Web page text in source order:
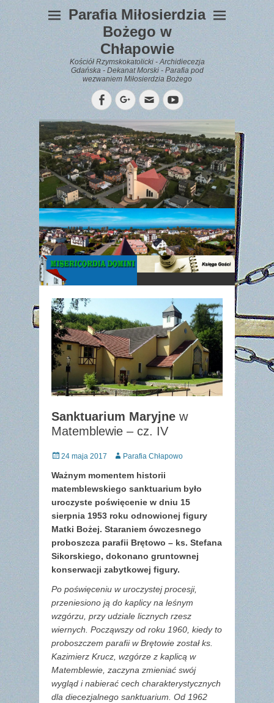
Parafia Miłosierdzia
Bożego w
Chłapowie
Kościół Rzymskokatolicki - Archidiecezja
Gdańska - Dekanat Morski - Parafia pod
wezwaniem Miłosierdzia Bożego
FacebookGoogleplus
EmailYouTube
WYPOCZYNEK
Gazetka
Parafialna
Sanktuarium Maryjne w
Matemblewie – cz. IV
Posted
24 maja 2017 AuthorParafia Chłapowo
Ważnym momentem historii
matemblewskiego sanktuarium było
uroczyste poświęcenie w dniu 15
sierpnia 1953 roku odnowionej figury
Matki Bożej. Staraniem ówczesnego
proboszcza parafii Brętowo – ks. Stefana
Sikorskiego, dokonano gruntownej
konserwacji zabytkowej figury.
Po poświęceniu w uroczystej procesji,
przeniesiono ją do kaplicy na leśnym
wzgórzu, przy udziale licznych rzesz
wiernych. Począwszy od roku 1960, kiedy to
proboszczem parafii w Brętowie został ks.
Kazimierz Krucz, wzgórze z kaplicą w
Matemblewie, zaczyna zmieniać swój
wygląd i nabierać cech charakterystycznych
dla diecezjalnego sanktuarium. Od 1962